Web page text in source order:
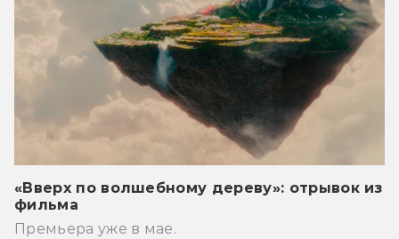
«Вверх по волшебному дереву»: отрывок из
фильма
Премьера уже в мае.